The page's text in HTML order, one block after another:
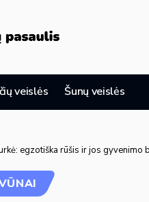
veislės Šunų veislės
egzotiška rūšis ir jos gyvenimo